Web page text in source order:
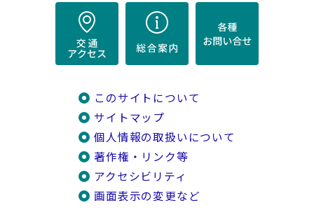
このサイトについて
サイトマップ
個人情報の取扱いについて
著作権・リンク等
アクセシビリティ
画面表示の変更など